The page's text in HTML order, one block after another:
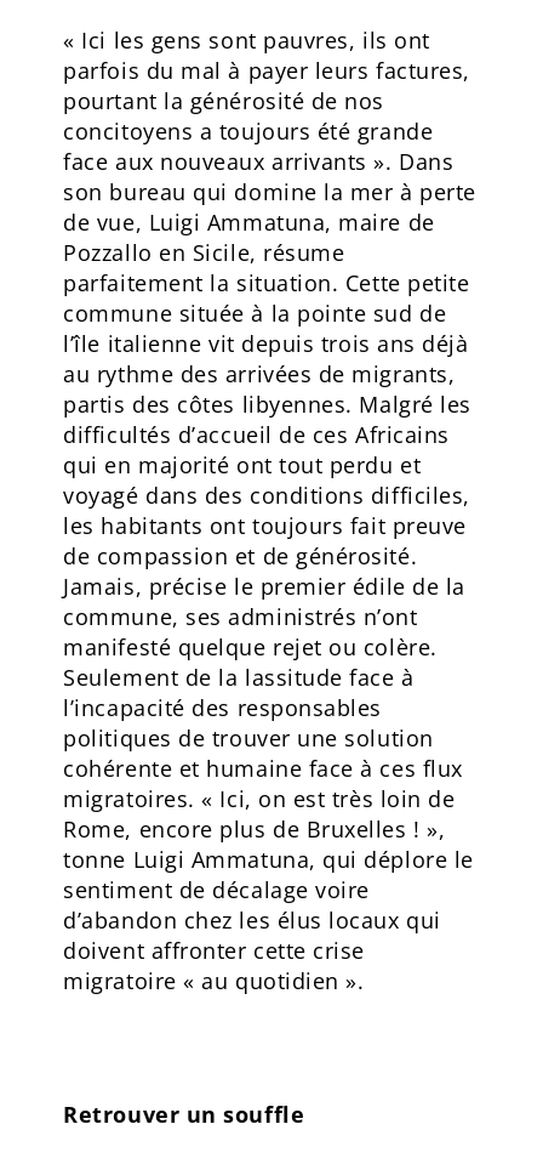
« Ici les gens sont pauvres, ils ont
parfois du mal à payer leurs factures,
pourtant la générosité de nos
concitoyens a toujours été grande
face aux nouveaux arrivants ». Dans
son bureau qui domine la mer à perte
de vue, Luigi Ammatuna, maire de
Pozzallo en Sicile, résume
parfaitement la situation. Cette petite
commune située à la pointe sud de
l’île italienne vit depuis trois ans déjà
au rythme des arrivées de migrants,
partis des côtes libyennes. Malgré les
difficultés d’accueil de ces Africains
qui en majorité ont tout perdu et
voyagé dans des conditions difficiles,
les habitants ont toujours fait preuve
de compassion et de générosité.
Jamais, précise le premier édile de la
commune, ses administrés n’ont
manifesté quelque rejet ou colère.
Seulement de la lassitude face à
l’incapacité des responsables
politiques de trouver une solution
cohérente et humaine face à ces flux
migratoires. « Ici, on est très loin de
Rome, encore plus de Bruxelles ! »,
tonne Luigi Ammatuna, qui déplore le
sentiment de décalage voire
d’abandon chez les élus locaux qui
doivent affronter cette crise
migratoire « au quotidien ».
Retrouver un souffle